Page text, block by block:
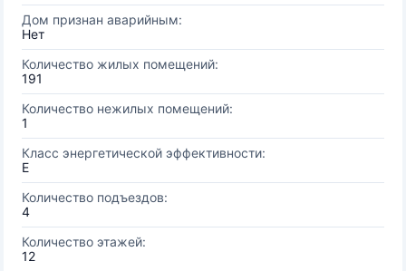
Дом признан аварийным:
Нет
Количество жилых помещений:
191
Количество нежилых помещений:
1
Класс энергетической эффективности:
E
Количество подъездов:
4
Количество этажей:
12